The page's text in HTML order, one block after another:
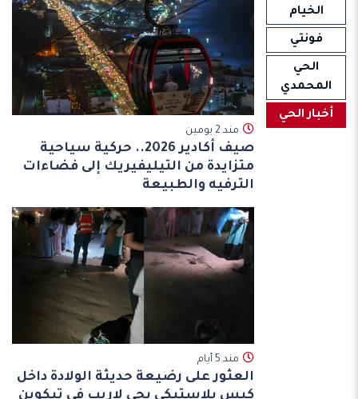
الخيام
فونتي
الحي
المحمدي
أخبار الحي
مند 2 يومين
صيف أكادير 2026.. حركية سياحية
متزايدة من التيليفيريك إلى فضاءات
الترفيه والطبيعة
مند 5 أيام
العثور على رضيعة حديثة الولادة داخل
كيس بلاستيكي بحي لاريب في تيكوين